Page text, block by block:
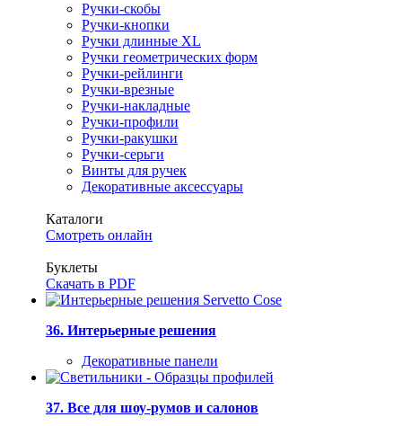
Ручки-скобы
Ручки-кнопки
Ручки длинные XL
Ручки геометрических форм
Ручки-рейлинги
Ручки-врезные
Ручки-накладные
Ручки-профили
Ручки-ракушки
Ручки-серьги
Винты для ручек
Декоративные аксессуары
Каталоги
Смотреть онлайн
Буклеты
Скачать в PDF
36. Интерьерные решения
Декоративные панели
37. Все для шоу-румов и салонов